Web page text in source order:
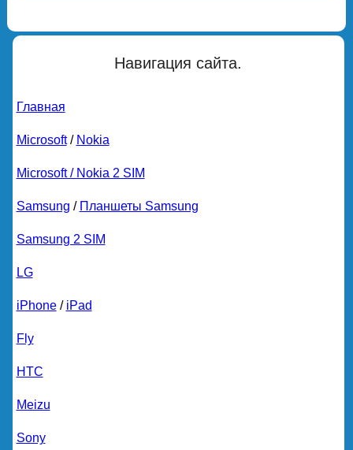
Навигация сайта.
Главная
Microsoft/ Nokia
Microsoft / Nokia 2 SIM
Samsung / Планшеты Samsung
Samsung 2 SIM
LG
iPhone/ iPad
Fly
HTC
Meizu
Sony